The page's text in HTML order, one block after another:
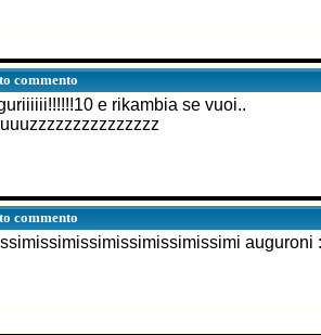
commento
e rikambia se vuoi..
commento
auguroni